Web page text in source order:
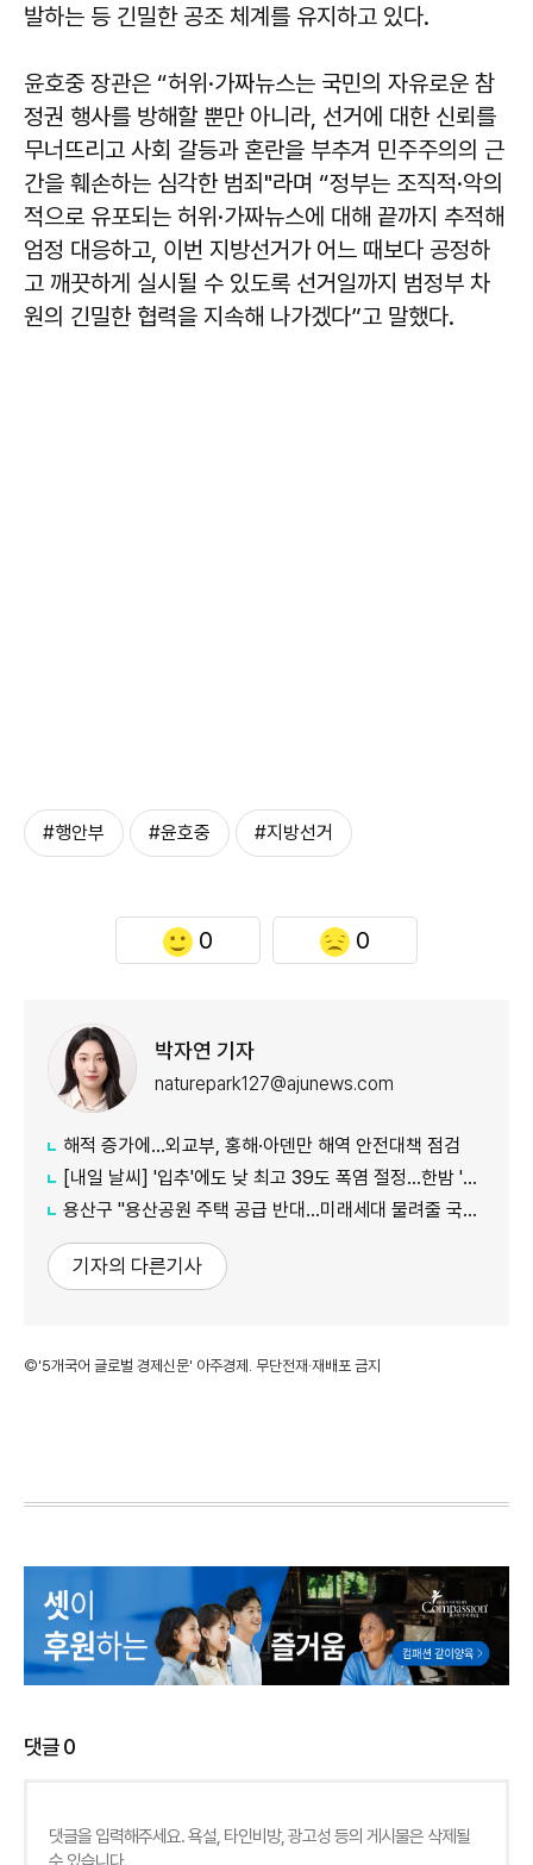
발하는 등 긴밀한 공조 체계를 유지하고 있다.
윤호중 장관은 “허위·가짜뉴스는 국민의 자유로운 참
정권 행사를 방해할 뿐만 아니라, 선거에 대한 신뢰를
무너뜨리고 사회 갈등과 혼란을 부추겨 민주주의의 근
간을 훼손하는 심각한 범죄"라며 “정부는 조직적·악의
적으로 유포되는 허위·가짜뉴스에 대해 끝까지 추적해
엄정 대응하고, 이번 지방선거가 어느 때보다 공정하
고 깨끗하게 실시될 수 있도록 선거일까지 범정부 차
원의 긴밀한 협력을 지속해 나가겠다”고 말했다.
#행안부 #윤호중 #지방선거
0 0
박자연 기자
naturepark127@ajunews.com
해적 증가에...외교부, 홍해·아덴만 해역 안전대책 점검
[내일 날씨] '입추'에도 낮 최고 39도 폭염 절정…한밤 '열대야' 지속
용산구 "용산공원 주택 공급 반대…미래세대 물려줄 국가 자산"
기자의 다른기사
©'5개국어 글로벌 경제신문' 아주경제. 무단전재·재배포 금지
댓글0